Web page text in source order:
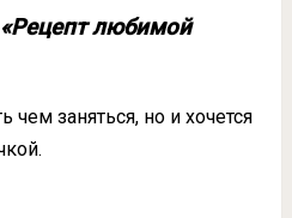
любимой
чем заняться, но и хочется